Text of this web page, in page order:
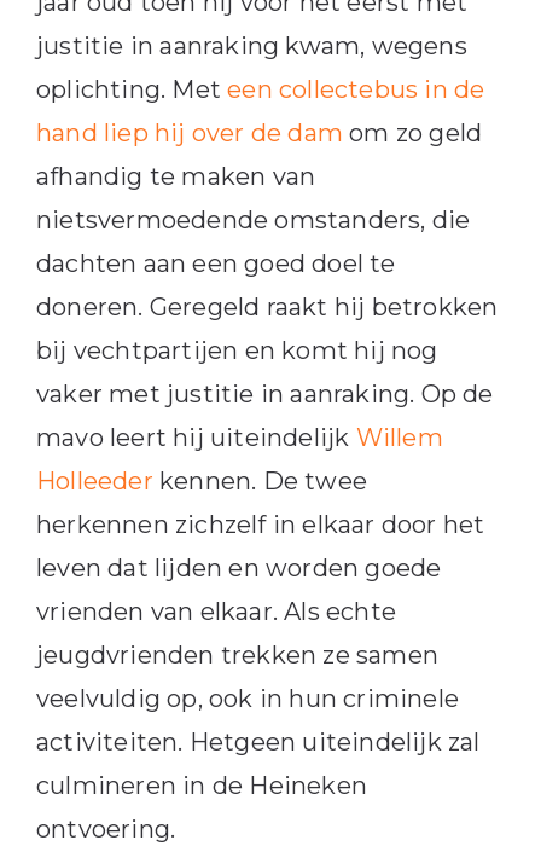
justitie in aanraking kwam, wegens
oplichting. Meteen collectebus in de
hand liep hij over de dam om zo geld
afhandig te maken van
nietsvermoedende omstanders, die
dachten aan een goed doel te
doneren. Geregeld raakt hij betrokken
bij vechtpartijen en komt hij nog
vaker met justitie in aanraking. Op de
mavo leert hij uiteindelijk Willem
Holleeder kennen. De twee
herkennen zichzelf in elkaar door het
leven dat lijden en worden goede
vrienden van elkaar. Als echte
jeugdvrienden trekken ze samen
veelvuldig op, ook in hun criminele
activiteiten. Hetgeen uiteindelijk zal
culmineren in de Heineken
ontvoering.